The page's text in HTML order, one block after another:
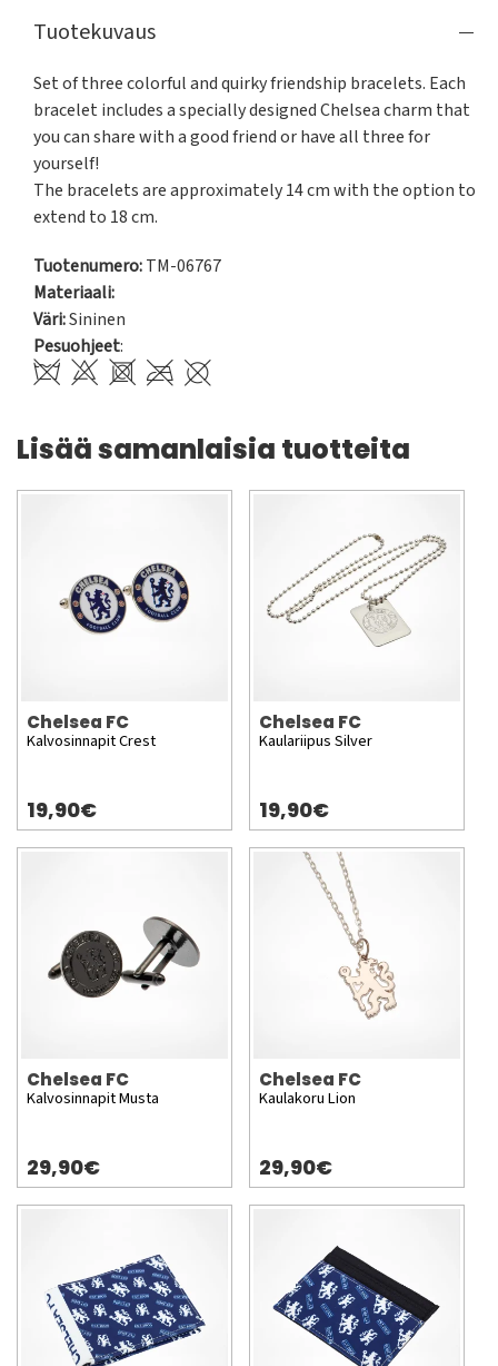
Tuotekuvaus
Set of three colorful and quirky friendship bracelets. Each
bracelet includes a specially designed Chelsea charm that
you can share with a good friend or have all three for
yourself!
The bracelets are approximately 14 cm with the option to
extend to 18 cm.
Tuotenumero:TM-06767
Materiaali:
Väri:Sininen
Pesuohjeet:
Lisää samanlaisia tuotteita
Chelsea FC
Kalvosinnapit Crest
19,90€
Chelsea FC
Kaulariipus Silver
19,90€
Chelsea FC
Kalvosinnapit Musta
29,90€
Chelsea FC
Kaulakoru Lion
29,90€